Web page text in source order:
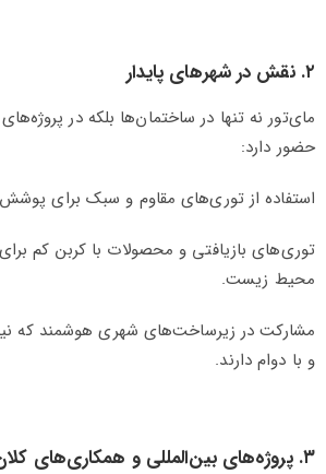
۲. نقش در شهرهای پایدار
مای‌تور نه تنها در ساختمان‌ها بلکه در
حضور دارد:
استفاده از توری‌های مقاوم و سبک برای
توری‌های بازیافتی و محصولات با کربن کم برای
محیط زیست.
مشارکت در زیرساخت‌های شهری هوشمند که
و با دوام دارند.
۳. پروژه‌های بین‌المللی و همکاری‌های کلان